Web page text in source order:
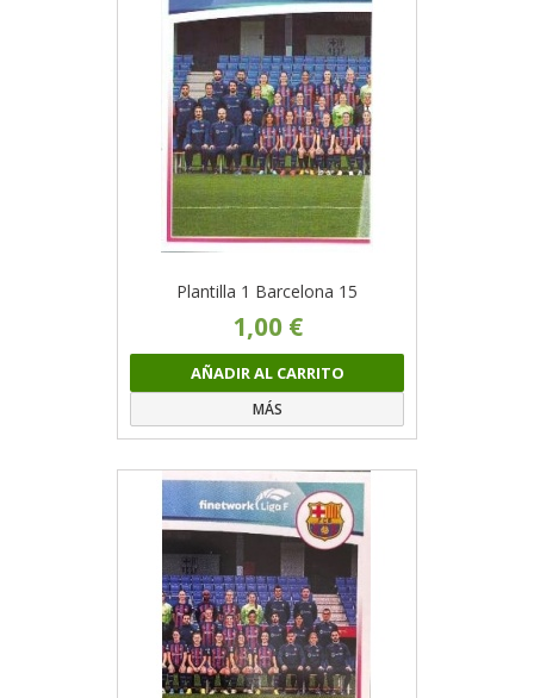
Plantilla 1 Barcelona 15
1,00 €
AÑADIR AL CARRITO
MÁS